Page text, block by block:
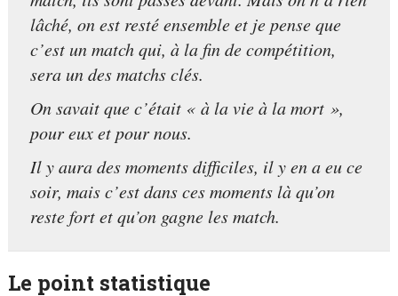
lâché, on est resté ensemble et je pense que
c’est un match qui, à la fin de compétition,
sera un des matchs clés.
On savait que c’était « à la vie à la mort »,
pour eux et pour nous.
Il y aura des moments difficiles, il y en a eu ce
soir, mais c’est dans ces moments là qu’on
reste fort et qu’on gagne les match.
Le point statistique